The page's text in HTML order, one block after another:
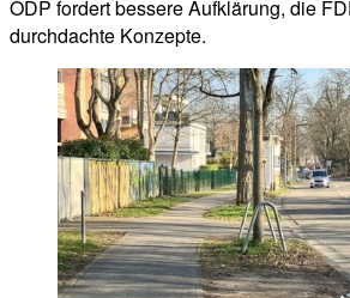
ÖDP fordert bessere Aufklärung, die
durchdachte Konzepte.